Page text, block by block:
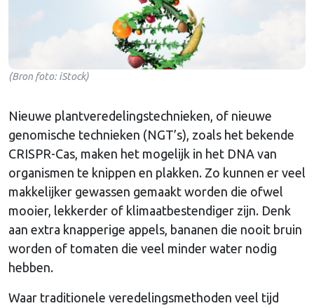
(Bron foto: iStock)
Nieuwe plantveredelingstechnieken, of nieuwe
genomische technieken (NGT’s), zoals het bekende
CRISPR-Cas, maken het mogelijk in het DNA van
organismen te knippen en plakken. Zo kunnen er veel
makkelijker gewassen gemaakt worden die ofwel
mooier, lekkerder of klimaatbestendiger zijn. Denk
aan extra knapperige appels, bananen die nooit bruin
worden of tomaten die veel minder water nodig
hebben.
Waar traditionele veredelingsmethoden veel tijd